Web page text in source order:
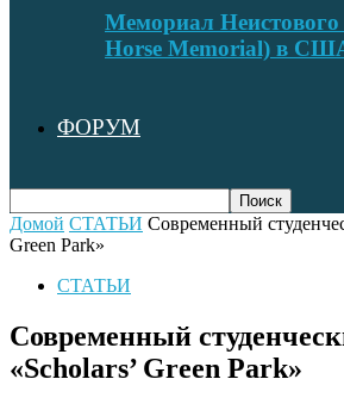
Мемориал
Horse Memorial) в
ФОРУМ
Домой СТАТЬИ Современный
Green Park»
СТАТЬИ
Современный
«Scholars’ Green Park»